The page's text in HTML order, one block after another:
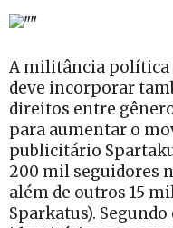
A militância política
deve incorporar
direitos entre
para aumentar o
publicitário
200 mil seguidores
além de outros 15
Sparkatus).